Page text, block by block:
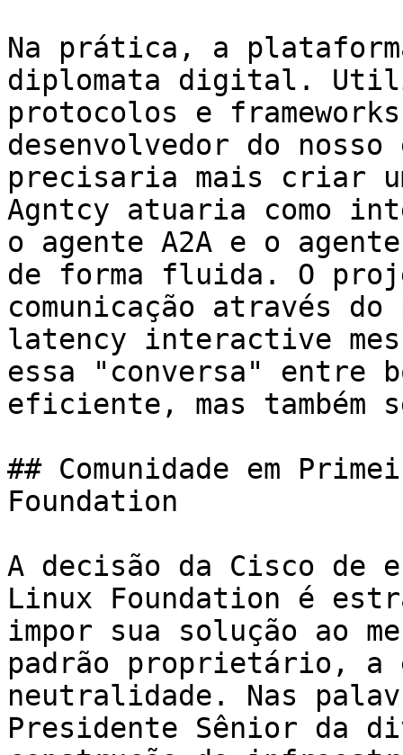
Na prática, a
diplomata digital.
protocolos e
desenvolvedor do
precisaria mais criar
Agntcy atuaria como
o agente A2A e o
de forma fluida. O
comunicação através
latency interactive
essa "conversa" entre
eficiente, mas também
## Comunidade em
Foundation
A decisão da Cisco de
Linux Foundation é
impor sua solução ao
padrão proprietário, a
neutralidade. Nas
Presidente Sênior da